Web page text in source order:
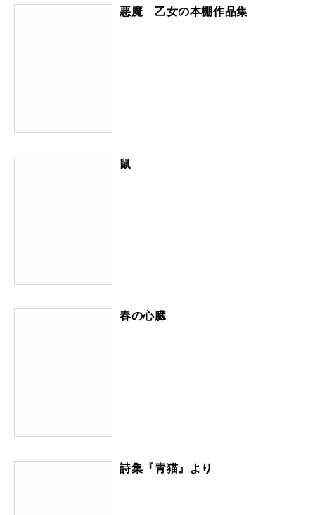
悪魔 乙女の本棚作品集
鼠
春の心臓
詩集『青猫』より